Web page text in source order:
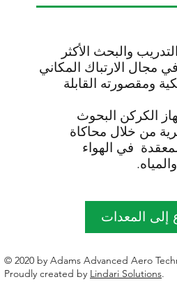
والبحث الأكثر
مجال الارتباك المكاني
ومقصورته القابلة
الكركن البحوث
من خلال محاكاة
في الهواء
إلى المعدات
​© 2020 by Adams Advanced Aero
Proudly created by Lindari Solutions.